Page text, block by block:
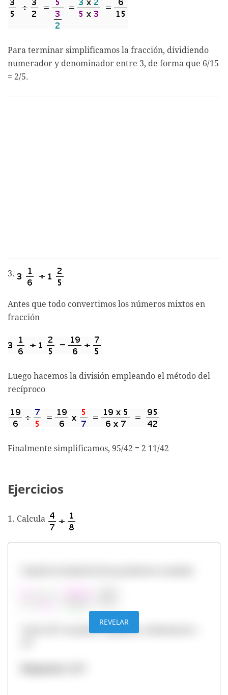
Para terminar simplificamos la fracción, dividiendo
numerador y denominador entre 3, de forma que 6/15
= 2/5.
3.
Antes que todo convertimos los números mixtos en
fracción
Luego hacemos la división empleando el método del
recíproco
Finalmente simplificamos, 95/42 = 2 11/42
Ejercicios
1. Calcula
Como 32/7 se puede simplificar, obtenemos 4
REVELAR